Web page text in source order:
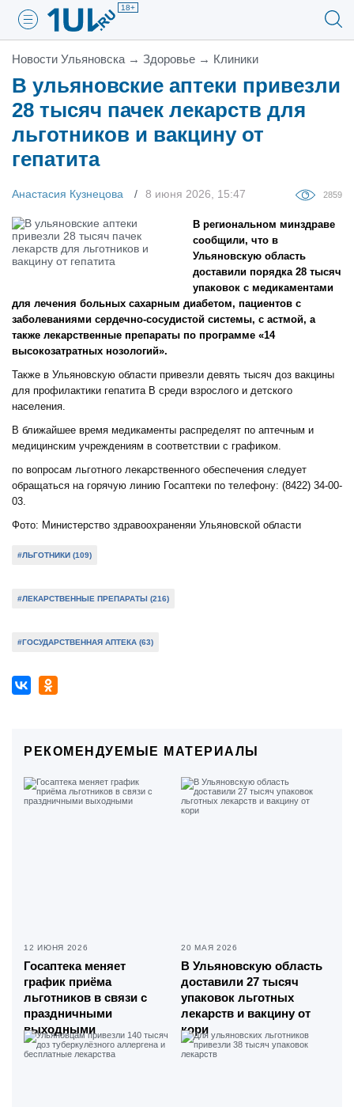
18+
Новости Ульяновска → Здоровье → Клиники
В ульяновские аптеки привезли
28 тысяч пачек лекарств для
льготников и вакцину от
гепатита
Анастасия Кузнецова 8 июня 2026, 15:47 2859
В региональном минздраве
сообщили, что в
Ульяновскую область
доставили порядка 28 тысяч
упаковок с медикаментами
для лечения больных сахарным диабетом, пациентов с
заболеваниями сердечно-сосудистой системы, с астмой, а
также лекарственные препараты по программе «14
высокозатратных нозологий».
Также в Ульяновскую области привезли девять тысяч доз вакцины
для профилактики гепатита В среди взрослого и детского
населения.
В ближайшее время медикаменты распределят по аптечным и
медицинским учреждениям в соответствии с графиком.
по вопросам льготного лекарственного обеспечения следует
обращаться на горячую линию Госаптеки по телефону: (8422) 34-00-
03.
Фото: Министерство здравоохраненяи Ульяновской области
#ЛЬГОТНИКИ (109)
#ЛЕКАРСТВЕННЫЕ ПРЕПАРАТЫ (216)
#ГОСУДАРСТВЕННАЯ АПТЕКА (63)
РЕКОМЕНДУЕМЫЕ МАТЕРИАЛЫ
12 ИЮНЯ 2026
Госаптека меняет
график приёма
льготников в связи с
праздничными
выходными
20 МАЯ 2026
В Ульяновскую область
доставили 27 тысяч
упаковок льготных
лекарств и вакцину от
кори